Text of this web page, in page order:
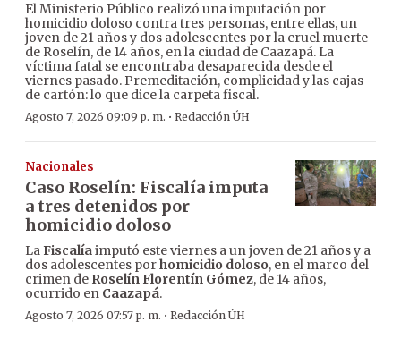
El Ministerio Público realizó una imputación por
homicidio doloso contra tres personas, entre ellas, un
joven de 21 años y dos adolescentes por la cruel muerte
de Roselín, de 14 años, en la ciudad de Caazapá. La
víctima fatal se encontraba desaparecida desde el
viernes pasado. Premeditación, complicidad y las cajas
de cartón: lo que dice la carpeta fiscal.
Agosto 7, 2026 09:09 p. m. · Redacción ÚH
Nacionales
Caso Roselín: Fiscalía imputa
a tres detenidos por
homicidio doloso
LaFiscalíaimputó este viernes a un joven de 21 años y a
dos adolescentes porhomicidio doloso, en el marco del
crimen de Roselín Florentín Gómez, de 14 años,
ocurrido en Caazapá.
Agosto 7, 2026 07:57 p. m. · Redacción ÚH